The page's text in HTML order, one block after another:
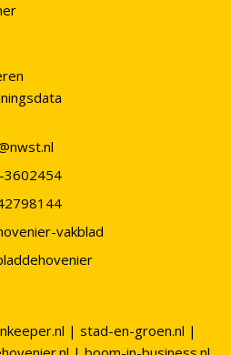
3602454
vakblad
| stad-en-groen.nl |